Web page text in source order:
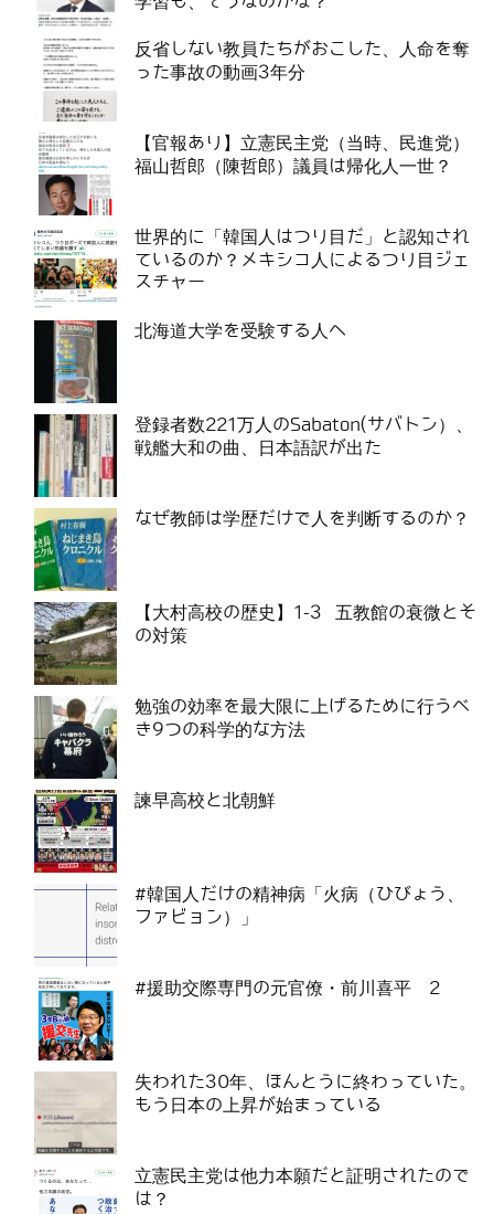
反省しない教員たちがおこした、人命を奪
った事故の動画3年分
【官報あり】立憲民主党（当時、民進党）
福山哲郎（陳哲郎）議員は帰化人一世？
世界的に「韓国人はつり目だ」と認知され
ているのか？メキシコ人によるつり目ジェ
スチャー
北海道大学を受験する人へ
登録者数221万人のSabaton(サバトン）、
戦艦大和の曲、日本語訳が出た
なぜ教師は学歴だけで人を判断するのか？
【大村高校の歴史】1-3 五教館の衰微とそ
の対策
勉強の効率を最大限に上げるために行うべ
き9つの科学的な方法
諫早高校と北朝鮮
#韓国人だけの精神病「火病（ひびょう、
ファビョン）」
#援助交際専門の元官僚・前川喜平 2
失われた30年、ほんとうに終わっていた。
もう日本の上昇が始まっている
立憲民主党は他力本願だと証明されたので
は？